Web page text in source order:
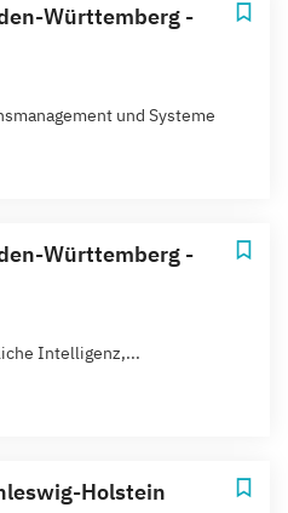
Württemberg -
und Systeme
Württemberg -
Intelligenz,...
Holstein